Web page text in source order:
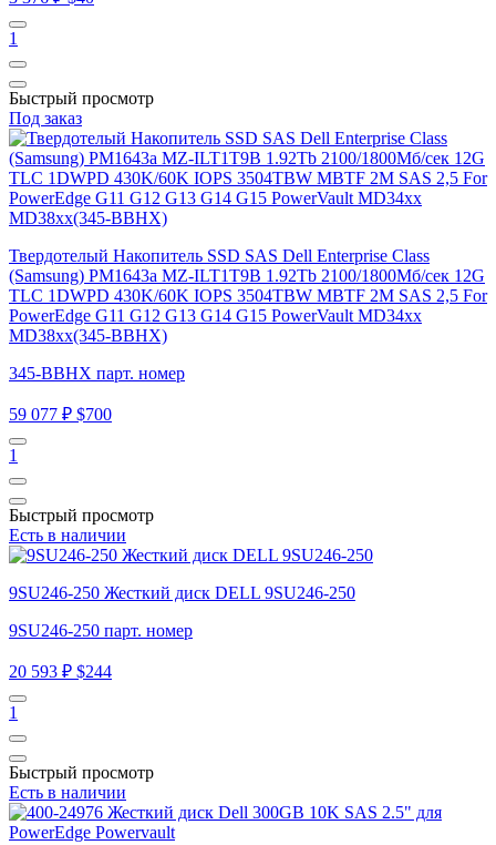
1
Быстрый просмотр
Под заказ
Твердотелый Накопитель SSD SAS Dell Enterprise Class
(Samsung) PM1643a MZ-ILT1T9B 1.92Tb 2100/1800Мб/сек 12G
TLC 1DWPD 430K/60K IOPS 3504TBW MBTF 2M SAS 2,5 For
PowerEdge G11 G12 G13 G14 G15 PowerVault MD34xx
MD38xx(345-BBHX)
345-BBHX парт. номер
59 077 ₽ $700
1
Быстрый просмотр
Есть в наличии
9SU246-250 Жесткий диск DELL 9SU246-250
9SU246-250 парт. номер
20 593 ₽ $244
1
Быстрый просмотр
Есть в наличии